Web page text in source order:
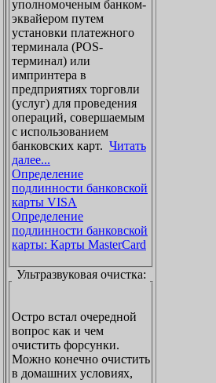
уполномоченым банком-
эквайером путем
установки платежного
терминала (POS-
терминал) или
импринтера в
предприятиях торговли
(услуг) для проведения
операций, совершаемым
с использованием
банковских карт. Читать
далее...
Определение
подлинности банковской
карты VISA
Определение
подлинности банковской
карты: Карты MasterCard
Ультразвуковая очистка:
Остро встал очередной
вопрос как и чем
очистить форсунки.
Можно конечно очистить
в домашних условиях,